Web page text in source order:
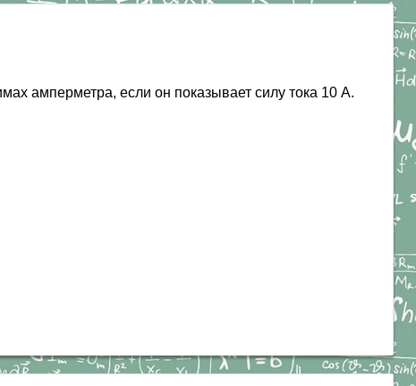
амперметра, если он показывает силу тока 10 А.